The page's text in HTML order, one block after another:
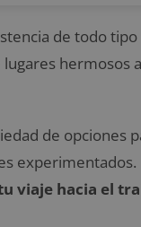
de todo
hermosos
de opciones
experimentados.
viaje hacia el